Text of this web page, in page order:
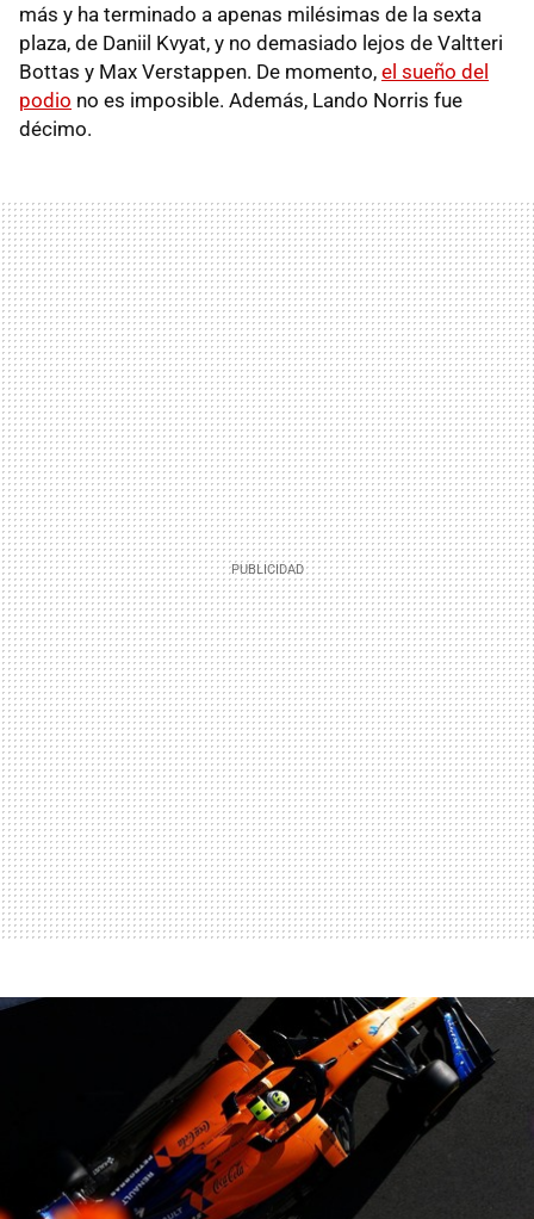
más y ha terminado a apenas milésimas de la sexta
plaza, de Daniil Kvyat, y no demasiado lejos de Valtteri
Bottas y Max Verstappen. De momento, el sueño del
podio no es imposible. Además, Lando Norris fue
décimo.